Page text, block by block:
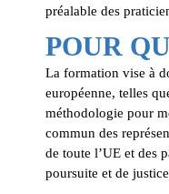
préalable des
POUR
La formation vise à
européenne, telles
méthodologie pour
commun des
de toute l’UE et des
poursuite et de